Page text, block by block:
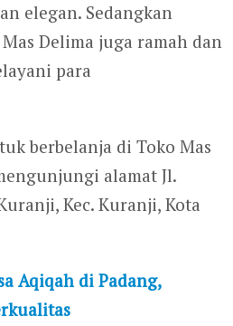
elegan. Sedangkan
Delima juga ramah dan
para
berbelanja di Toko Mas
alamat Jl.
Kec. Kuranji, Kota
Aqiqah di Padang,